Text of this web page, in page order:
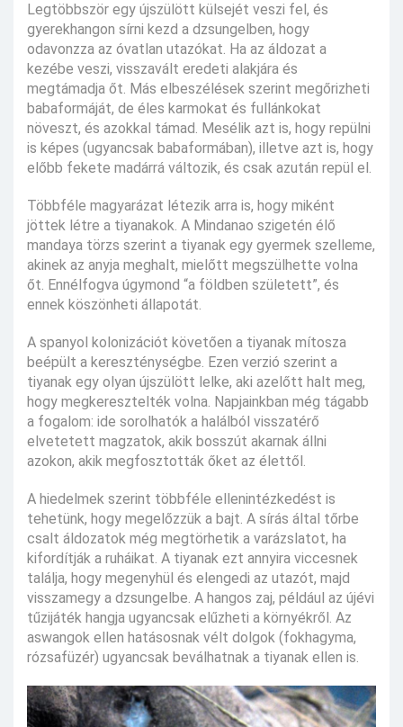
Legtöbbször egy újszülött külsejét veszi fel, és
gyerekhangon sírni kezd a dzsungelben, hogy
odavonzza az óvatlan utazókat. Ha az áldozat a
kezébe veszi, visszavált eredeti alakjára és
megtámadja őt. Más elbeszélések szerint megőrizheti
babaformáját, de éles karmokat és fullánkokat
növeszt, és azokkal támad. Mesélik azt is, hogy repülni
is képes (ugyancsak babaformában), illetve azt is, hogy
előbb fekete madárrá változik, és csak azután repül el.
Többféle magyarázat létezik arra is, hogy miként
jöttek létre a tiyanakok. A Mindanao szigetén élő
mandaya törzs szerint a tiyanak egy gyermek szelleme,
akinek az anyja meghalt, mielőtt megszülhette volna
őt. Ennélfogva úgymond “a földben született”, és
ennek köszönheti állapotát.
A spanyol kolonizációt követően a tiyanak mítosza
beépült a kereszténységbe. Ezen verzió szerint a
tiyanak egy olyan újszülött lelke, aki azelőtt halt meg,
hogy megkeresztelték volna. Napjainkban még tágabb
a fogalom: ide sorolhatók a halálból visszatérő
elvetetett magzatok, akik bosszút akarnak állni
azokon, akik megfosztották őket az élettől.
A hiedelmek szerint többféle ellenintézkedést is
tehetünk, hogy megelőzzük a bajt. A sírás által tőrbe
csalt áldozatok még megtörhetik a varázslatot, ha
kifordítják a ruháikat. A tiyanak ezt annyira viccesnek
találja, hogy megenyhül és elengedi az utazót, majd
visszamegy a dzsungelbe. A hangos zaj, például az újévi
tűzijáték hangja ugyancsak elűzheti a környékről. Az
aswangok ellen hatásosnak vélt dolgok (fokhagyma,
rózsafüzér) ugyancsak beválhatnak a tiyanak ellen is.